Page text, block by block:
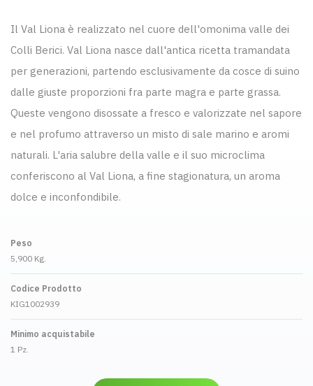
Il Val Liona è realizzato nel cuore dell'omonima valle dei
Colli Berici. Val Liona nasce dall'antica ricetta tramandata
per generazioni, partendo esclusivamente da cosce di suino
dalle giuste proporzioni fra parte magra e parte grassa.
Queste vengono disossate a fresco e valorizzate nel sapore
e nel profumo attraverso un misto di sale marino e aromi
naturali. L'aria salubre della valle e il suo microclima
conferiscono al Val Liona, a fine stagionatura, un aroma
dolce e inconfondibile.
Peso
5,900 Kg.
Codice Prodotto
KIG1002939
Minimo acquistabile
1 Pz.